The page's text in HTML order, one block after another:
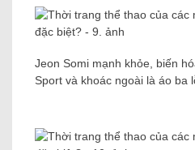
Jeon Somi mạnh khỏe, biến
Sport và khoác ngoài là áo ba